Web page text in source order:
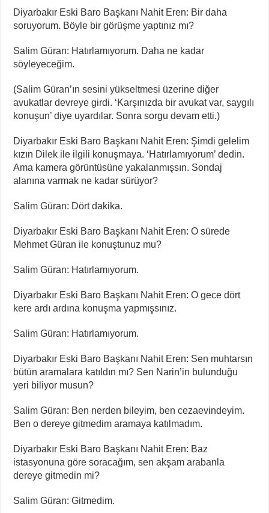
⁠Diyarbakır Eski Baro Başkanı Nahit Eren: Bir daha
soruyorum. Böyle bir görüşme yaptınız mı?
⁠Salim Güran: Hatırlamıyorum. Daha ne kadar
söyleyeceğim.
(Salim Güran’ın sesini yükseltmesi üzerine diğer
avukatlar devreye girdi. ‘Karşınızda bir avukat var, saygılı
konuşun’ diye uyardılar. Sonra sorgu devam etti.)
Diyarbakır Eski Baro Başkanı Nahit Eren: Şimdi gelelim
kızın Dilek ile ilgili konuşmaya. ‘Hatırlamıyorum’ dedin.
Ama kamera görüntüsüne yakalanmışsın. Sondaj
alanına varmak ne kadar sürüyor?
⁠Salim Güran: Dört dakika.
Diyarbakır Eski Baro Başkanı Nahit Eren: O sürede
Mehmet Güran ile konuştunuz mu?
⁠Salim Güran: Hatırlamıyorum.
⁠Diyarbakır Eski Baro Başkanı Nahit Eren: O gece dört
kere ardı ardına konuşma yapmışsınız.
⁠Salim Güran: Hatırlamıyorum.
Diyarbakır Eski Baro Başkanı Nahit Eren: Sen muhtarsın
bütün aramalara katıldın mı? Sen Narin’in bulunduğu
yeri biliyor musun?
⁠Salim Güran: Ben nerden bileyim, ben cezaevindeyim.
Ben o dereye gitmedim aramaya katılmadım.
Diyarbakır Eski Baro Başkanı Nahit Eren: Baz
istasyonuna göre soracağım, sen akşam arabanla
dereye gitmedin mi?
⁠Salim Güran: Gitmedim.